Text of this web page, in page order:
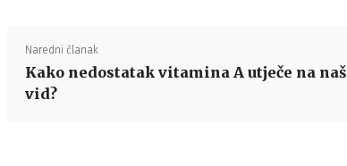
Naredni članak
Kako nedostatak vitamina A utječe na naš
vid?